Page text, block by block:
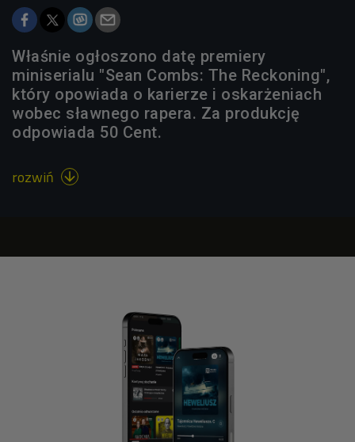
Właśnie ogłoszono datę premiery
miniserialu "Sean Combs: The Reckoning",
który opowiada o karierze i oskarżeniach
wobec sławnego rapera. Za produkcję
odpowiada 50 Cent.
rozwiń 